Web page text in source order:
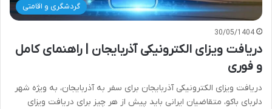
گردشگری و اقامتی
30/05/1404
دریافت ویزای الکترونیکی آذربایجان | راهنمای کامل
و فوری
دریافت ویزای الکترونیکی آذربایجان برای سفر به آذربایجان، به ویژه شهر
دلربای باکو، متقاضیان ایرانی باید پیش از هر چیز برای دریافت ویزای